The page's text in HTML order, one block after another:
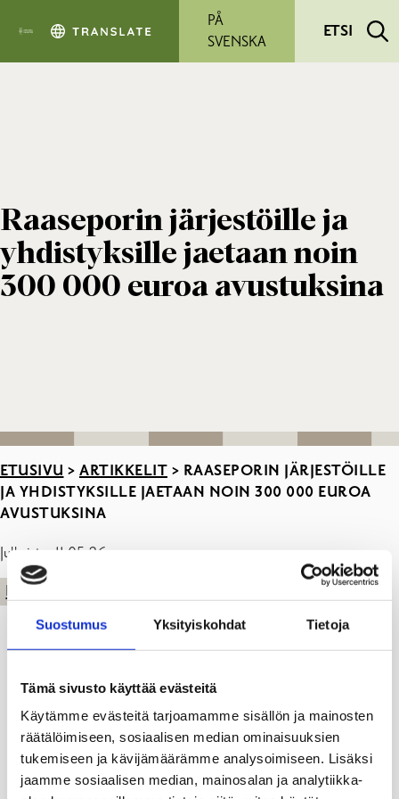
Suostumus Yksityiskohdat Tietoja
Tämä sivusto käyttää evästeitä
Käytämme evästeitä tarjoamamme sisällön ja mainosten
räätälöimiseen, sosiaalisen median ominaisuuksien
tukemiseen ja kävijämäärämme analysoimiseen. Lisäksi
jaamme sosiaalisen median, mainosalan ja analytiikka-
PÅ
SVENSKA
ETSI
Raaseporin järjestöille ja
yhdistyksille jaetaan noin
300 000 euroa avustuksina
ETUSIVU > ARTIKKELIT > RAASEPORIN JÄRJESTÖILLE
JA YHDISTYKSILLE JAETAAN NOIN 300 000 EUROA
AVUSTUKSINA
Julkaistu: 11.05.26
KAUPUNKI TALOUS